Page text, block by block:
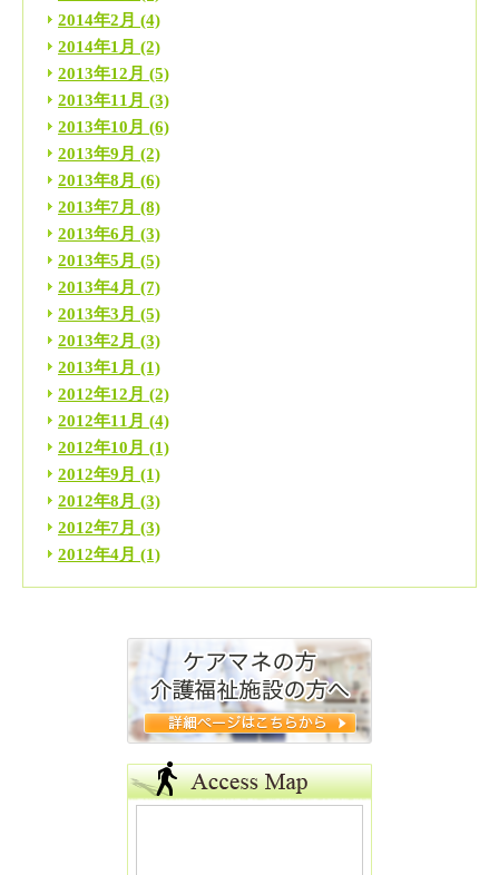
2014年2月 (4)
2014年1月 (2)
2013年12月 (5)
2013年11月 (3)
2013年10月 (6)
2013年9月 (2)
2013年8月 (6)
2013年7月 (8)
2013年6月 (3)
2013年5月 (5)
2013年4月 (7)
2013年3月 (5)
2013年2月 (3)
2013年1月 (1)
2012年12月 (2)
2012年11月 (4)
2012年10月 (1)
2012年9月 (1)
2012年8月 (3)
2012年7月 (3)
2012年4月 (1)